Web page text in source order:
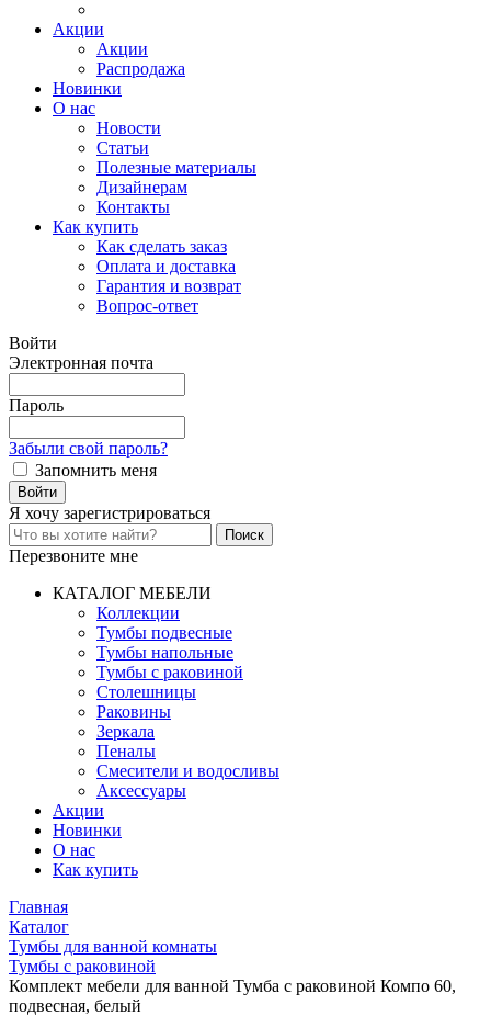
Акции
Акции
Распродажа
Новинки
О нас
Новости
Статьи
Полезные материалы
Дизайнерам
Контакты
Как купить
Как сделать заказ
Оплата и доставка
Гарантия и возврат
Вопрос-ответ
Войти
Электронная почта
Пароль
Забыли свой пароль?
Запомнить меня
Я хочу зарегистрироваться
Перезвоните мне
КАТАЛОГ МЕБЕЛИ
Коллекции
Тумбы подвесные
Тумбы напольные
Тумбы с раковиной
Столешницы
Раковины
Зеркала
Пеналы
Смесители и водосливы
Аксессуары
Акции
Новинки
О нас
Как купить
Главная
Каталог
Тумбы для ванной комнаты
Тумбы с раковиной
Комплект мебели для ванной Тумба с раковиной Компо 60,
подвесная, белый